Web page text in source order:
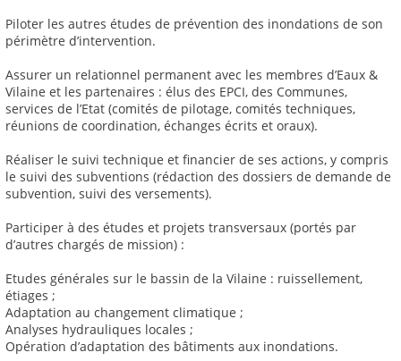
Piloter les autres études de prévention des inondations de son
périmètre d’intervention.
Assurer un relationnel permanent avec les membres d’Eaux &
Vilaine et les partenaires : élus des EPCI, des Communes,
services de l’Etat (comités de pilotage, comités techniques,
réunions de coordination, échanges écrits et oraux).
Réaliser le suivi technique et financier de ses actions, y compris
le suivi des subventions (rédaction des dossiers de demande de
subvention, suivi des versements).
Participer à des études et projets transversaux (portés par
d’autres chargés de mission) :
Etudes générales sur le bassin de la Vilaine : ruissellement,
étiages ;
Adaptation au changement climatique ;
Analyses hydrauliques locales ;
Opération d’adaptation des bâtiments aux inondations.